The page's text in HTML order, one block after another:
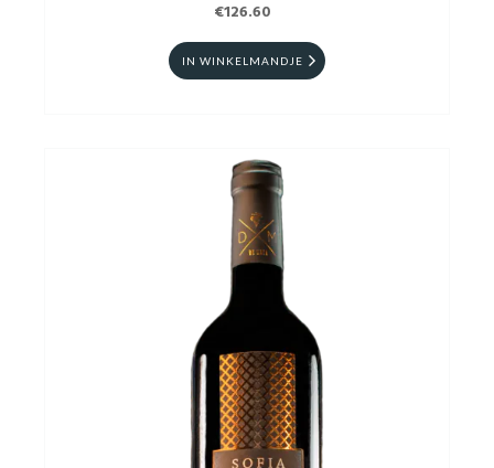
€126.60
IN WINKELMANDJE